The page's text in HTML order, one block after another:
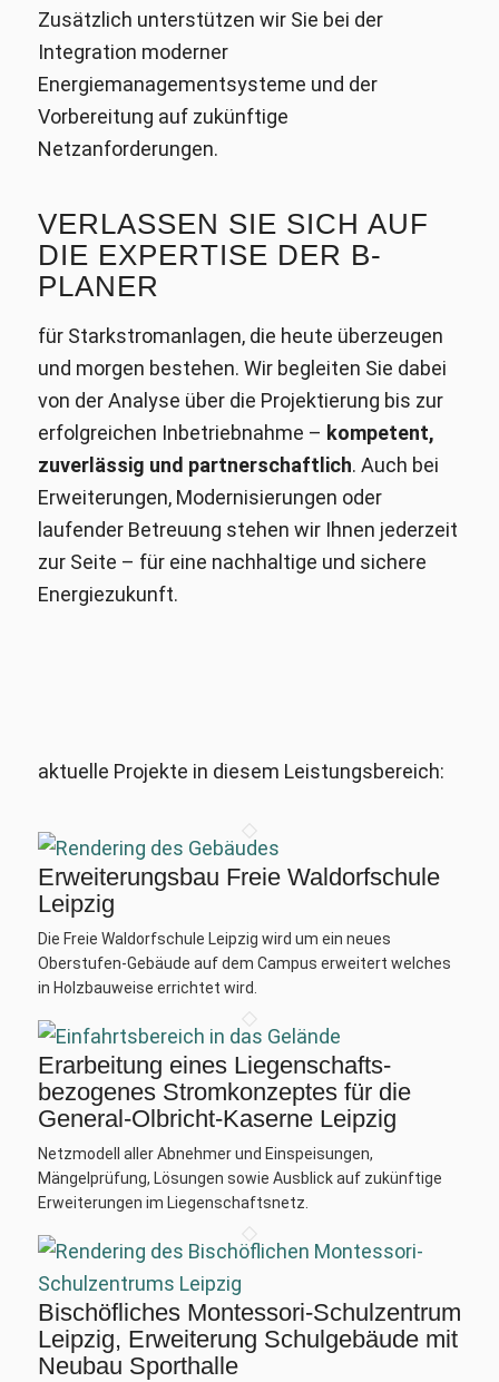
Zusätzlich unterstützen wir Sie bei der
Integration moderner
Energiemanagementsysteme und der
Vorbereitung auf zukünftige
Netzanforderungen.
VERLASSEN SIE SICH AUF
DIE EXPERTISE DER B-
PLANER
für Starkstromanlagen, die heute überzeugen
und morgen bestehen. Wir begleiten Sie dabei
von der Analyse über die Projektierung bis zur
erfolgreichen Inbetriebnahme – kompetent,
zuverlässig und partnerschaftlich. Auch bei
Erweiterungen, Modernisierungen oder
laufender Betreuung stehen wir Ihnen jederzeit
zur Seite – für eine nachhaltige und sichere
Energiezukunft.
aktuelle Projekte in diesem Leistungsbereich:
Erweiterungsbau Freie Waldorfschule
Leipzig
Die Freie Waldorfschule Leipzig wird um ein neues
Oberstufen-Gebäude auf dem Campus erweitert welches
in Holzbauweise errichtet wird.
Erarbeitung eines Liegenschafts­
bezogenes Stromkonzeptes für die
General-Olbricht-Kaserne Leipzig
Netzmodell aller Abnehmer und Einspeisungen,
Mängelprüfung, Lösungen sowie Ausblick auf zukünftige
Erweiterungen im Liegenschaftsnetz.
Bischöfliches Montessori-Schulzentrum
Leipzig, Erweiterung Schulgebäude mit
Neubau Sporthalle